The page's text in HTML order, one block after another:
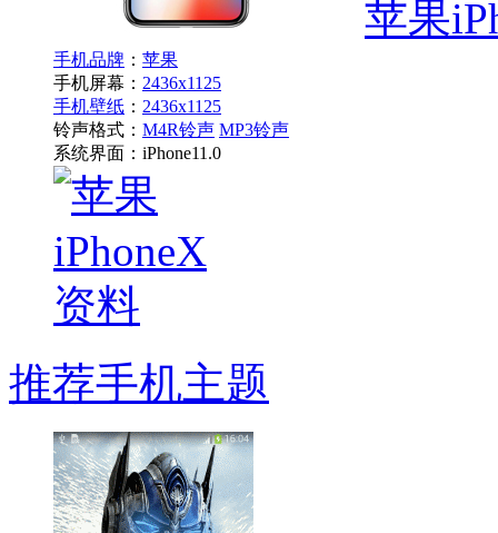
苹果
手机品牌 ： 苹果
手机屏幕： 2436x1125
手机壁纸 ： 2436x1125
铃声格式： M4R铃声 MP3铃声
系统界面： iPhone11.0
推荐手机主题